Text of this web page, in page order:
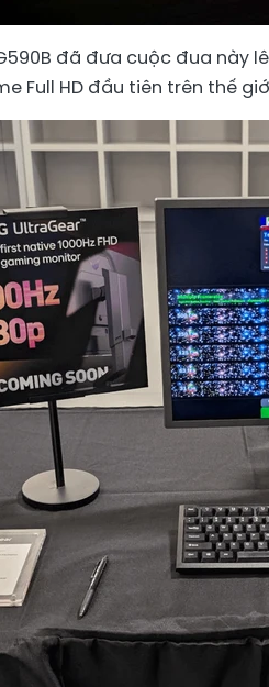
đã đưa cuộc đua này
Full HD đầu tiên trên thế